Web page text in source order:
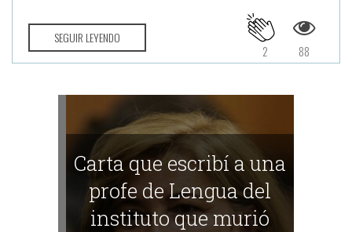
SEGUIR LEYENDO
88
2
Carta que escribí a una
profe de Lengua del
instituto que murió